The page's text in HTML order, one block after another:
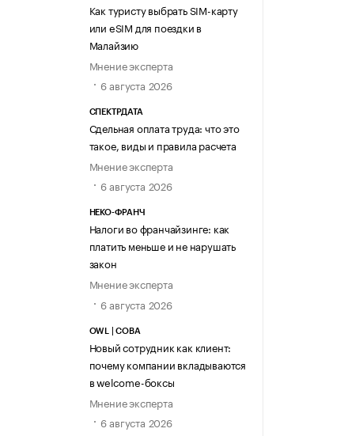
Как туристу выбрать SIM-карту
или eSIM для поездки в
Малайзию
Мнение эксперта
6 августа 2026
СПЕКТРДАТА
Сдельная оплата труда: что это
такое, виды и правила расчета
Мнение эксперта
6 августа 2026
НЕКО-ФРАНЧ
Налоги во франчайзинге: как
платить меньше и не нарушать
закон
Мнение эксперта
6 августа 2026
OWL | СОВА
Новый сотрудник как клиент:
почему компании вкладываются
в welcome-боксы
Мнение эксперта
6 августа 2026